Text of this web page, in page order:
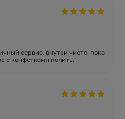
сервис, внутри чисто, пока
с конфетками попить.